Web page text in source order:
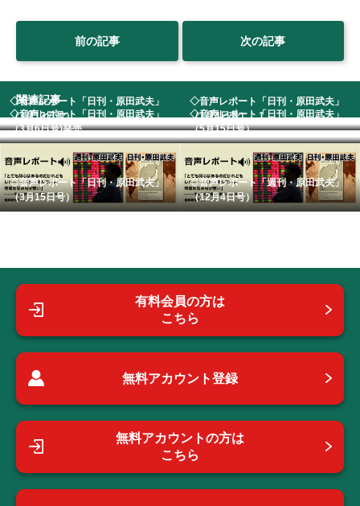
前の記事 次の記事
関連記事
◇音声レポート「日刊・原田武夫」
（3月13日号） ...
◇音声レポート「日刊・原田武夫」
（1月4日号） 1...
◇音声レポート「日刊・原田武夫」
（3月6日号)発売...
◇音声レポート「日刊・原田武夫」
（5月15日号） ...
◇音声レポート「日刊・原田武夫」
（3月15日号）
◇音声レポート「週刊・原田武夫」
（12月4日号）
有料会員の方は
こちら
無料アカウント登録
無料アカウントの方は
こちら